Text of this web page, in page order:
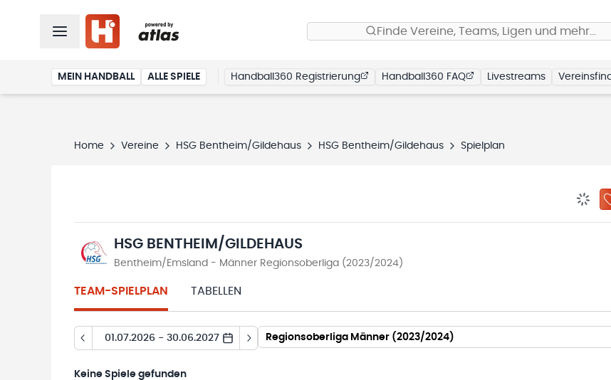
Finde Vereine, Teams, Ligen und mehr…
MEIN HANDBALL ALLE SPIELE Handball360 Registrierung Handball360 FAQ Livestreams
Home Vereine HSG Bentheim/Gildehaus HSG Bentheim/Gildehaus Spielplan
HSG BENTHEIM/GILDEHAUS
Bentheim/Emsland - Männer Regionsoberliga (2023/2024)
TEAM-SPIELPLAN TABELLEN
01.07.2026 - 30.06.2027 Regionsoberliga Männer (2023/2024)
Keine Spiele gefunden